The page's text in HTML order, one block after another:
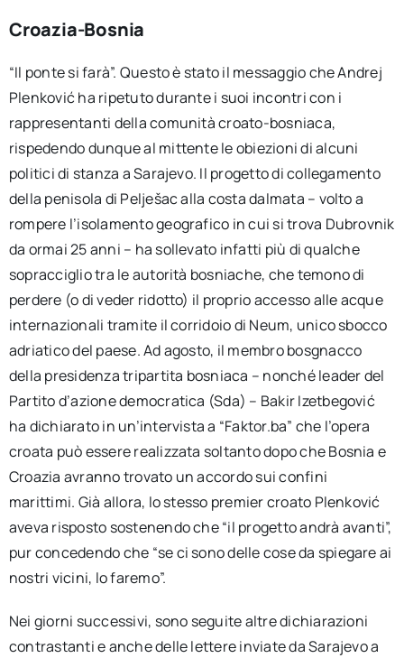
Croazia-Bosnia
“Il ponte si farà”. Questo è stato il messaggio che Andrej
Plenković ha ripetuto durante i suoi incontri con i
rappresentanti della comunità croato-bosniaca,
rispedendo dunque al mittente le obiezioni di alcuni
politici di stanza a Sarajevo. Il progetto di collegamento
della penisola di Pelješac alla costa dalmata – volto a
rompere l’isolamento geografico in cui si trova Dubrovnik
da ormai 25 anni – ha sollevato infatti più di qualche
sopracciglio tra le autorità bosniache, che temono di
perdere (o di veder ridotto) il proprio accesso alle acque
internazionali tramite il corridoio di Neum, unico sbocco
adriatico del paese. Ad agosto, il membro bosgnacco
della presidenza tripartita bosniaca – nonché leader del
Partito d’azione democratica (Sda) – Bakir Izetbegović
ha dichiarato in un’intervista a “Faktor.ba” che l’opera
croata può essere realizzata soltanto dopo che Bosnia e
Croazia avranno trovato un accordo sui confini
marittimi. Già allora, lo stesso premier croato Plenković
aveva risposto sostenendo che “il progetto andrà avanti”,
pur concedendo che “se ci sono delle cose da spiegare ai
nostri vicini, lo faremo”.
Nei giorni successivi, sono seguite altre dichiarazioni
contrastanti e anche delle lettere inviate da Sarajevo a